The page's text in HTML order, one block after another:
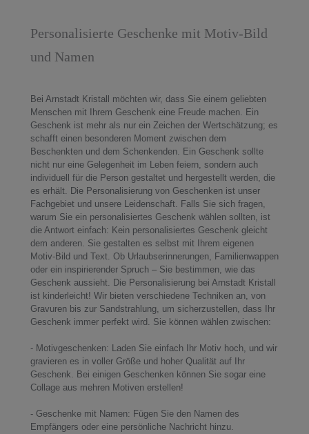
Personalisierte Geschenke mit Motiv-Bild
und Namen
Bei Arnstadt Kristall möchten wir, dass Sie einem geliebten
Menschen mit Ihrem Geschenk eine Freude machen. Ein
Geschenk ist mehr als nur ein Zeichen der Wertschätzung; es
schafft einen besonderen Moment zwischen dem
Beschenkten und dem Schenkenden. Ein Geschenk sollte
nicht nur eine Gelegenheit im Leben feiern, sondern auch
individuell für die Person gestaltet und hergestellt werden, die
es erhält. Die Personalisierung von Geschenken ist unser
Fachgebiet und unsere Leidenschaft. Falls Sie sich fragen,
warum Sie ein personalisiertes Geschenk wählen sollten, ist
die Antwort einfach: Kein personalisiertes Geschenk gleicht
dem anderen. Sie gestalten es selbst mit Ihrem eigenen
Motiv-Bild und Text. Ob Urlaubserinnerungen, Familienwappen
oder ein inspirierender Spruch – Sie bestimmen, wie das
Geschenk aussieht. Die Personalisierung bei Arnstadt Kristall
ist kinderleicht! Wir bieten verschiedene Techniken an, von
Gravuren bis zur Sandstrahlung, um sicherzustellen, dass Ihr
Geschenk immer perfekt wird. Sie können wählen zwischen:
- Motivgeschenken: Laden Sie einfach Ihr Motiv hoch, und wir
gravieren es in voller Größe und hoher Qualität auf Ihr
Geschenk. Bei einigen Geschenken können Sie sogar eine
Collage aus mehren Motiven erstellen!
- Geschenke mit Namen: Fügen Sie den Namen des
Empfängers oder eine persönliche Nachricht hinzu.